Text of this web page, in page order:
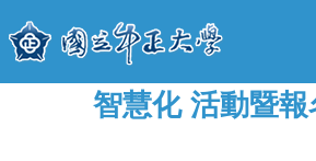
智慧化 活動暨報